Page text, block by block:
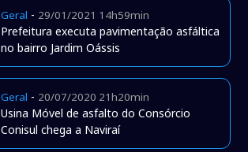
Geral - 29/01/2021 14h59min
Prefeitura executa pavimentação asfáltica
no bairro Jardim Oássis
Geral - 20/07/2020 21h20min
Usina Móvel de asfalto do Consórcio
Conisul chega a Naviraí